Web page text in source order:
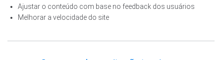
Ajustar o conteúdo com base no feedback dos usuários
Melhorar a velocidade do site